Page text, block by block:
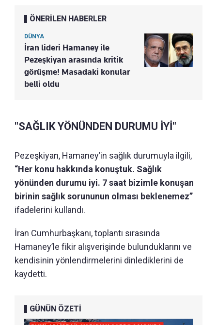
ÖNERİLEN HABERLER
DÜNYA
İran lideri Hamaney ile
Pezeşkiyan arasında kritik
görüşme! Masadaki konular
belli oldu
"SAĞLIK YÖNÜNDEN DURUMU İYİ"
Pezeşkiyan, Hamaney’in sağlık durumuyla ilgili,
“Her konu hakkında konuştuk. Sağlık
yönünden durumu iyi. 7 saat bizimle konuşan
birinin sağlık sorununun olması beklenemez”
ifadelerini kullandı.
İran Cumhurbaşkanı, toplantı sırasında
Hamaney’le fikir alışverişinde bulunduklarını ve
kendisinin yönlendirmelerini dinlediklerini de
kaydetti.
GÜNÜN ÖZETİ